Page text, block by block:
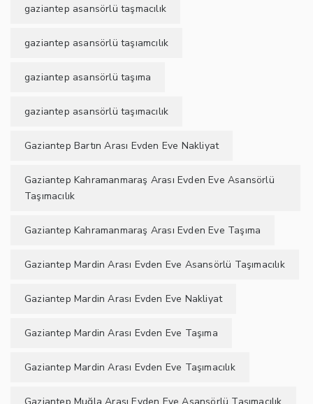
gaziantep asansörlü taşmacılık
gaziantep asansörlü taşıamcılık
gaziantep asansörlü taşıma
gaziantep asansörlü taşımacılık
Gaziantep Bartın Arası Evden Eve Nakliyat
Gaziantep Kahramanmaraş Arası Evden Eve Asansörlü
Taşımacılık
Gaziantep Kahramanmaraş Arası Evden Eve Taşıma
Gaziantep Mardin Arası Evden Eve Asansörlü Taşımacılık
Gaziantep Mardin Arası Evden Eve Nakliyat
Gaziantep Mardin Arası Evden Eve Taşıma
Gaziantep Mardin Arası Evden Eve Taşımacılık